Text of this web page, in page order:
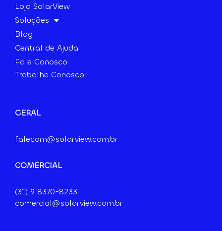
Loja SolarView
Soluções
Blog
Central de Ajuda
Fale Conosco
Trabalhe Conosco
GERAL
falecom@solarview.com.br
COMERCIAL
(31) 9 8370-8233
comercial@solarview.com.br